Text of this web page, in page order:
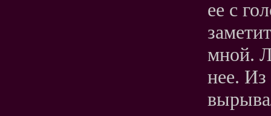
ее с
мной.
нее. Из